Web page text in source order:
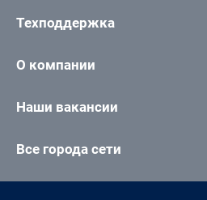
Техподдержка
О компании
Наши вакансии
Все города сети